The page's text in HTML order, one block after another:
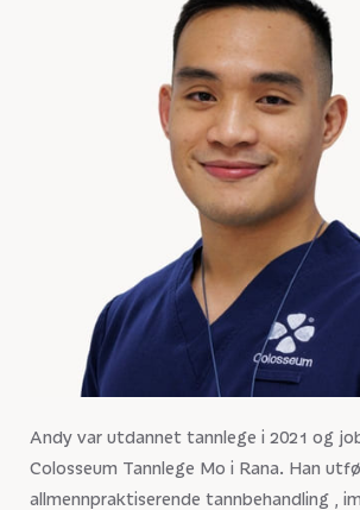
Andy var utdannet tannlege i 2021 og
Colosseum Tannlege Mo i Rana. Han
allmennpraktiserende tannbehandling ,